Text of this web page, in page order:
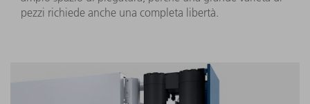
pezzi richiede anche una completa libertà.